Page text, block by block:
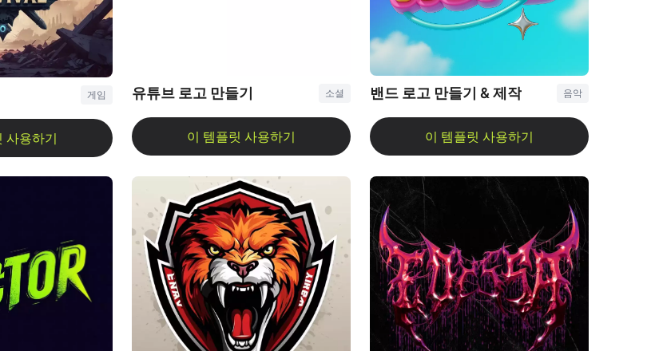
게임 유튜브 로고 만들기 소셜 밴드 로고 만들기 & 제작 음악